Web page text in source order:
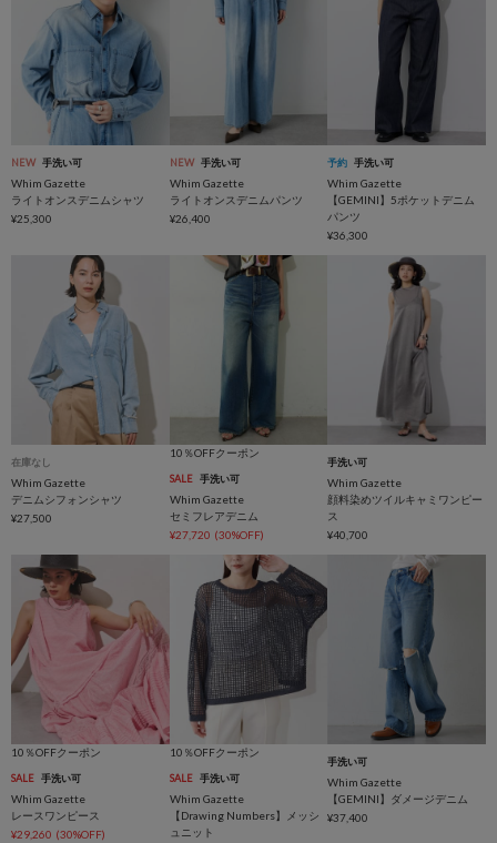
NEW 手洗い可
Whim Gazette
ライトオンスデニムシャツ
¥25,300
NEW 手洗い可
Whim Gazette
ライトオンスデニムパンツ
¥26,400
予約 手洗い可
Whim Gazette
【GEMINI】5ポケットデニム
パンツ
¥36,300
在庫なし
Whim Gazette
デニムシフォンシャツ
¥27,500
10％OFFクーポン
SALE 手洗い可
Whim Gazette
セミフレアデニム
¥27,720 (30%OFF)
手洗い可
Whim Gazette
顔料染めツイルキャミワンピー
ス
¥40,700
10％OFFクーポン
SALE 手洗い可
Whim Gazette
レースワンピース
¥29,260 (30%OFF)
10％OFFクーポン
SALE 手洗い可
Whim Gazette
【Drawing Numbers】メッシ
ュニット
手洗い可
Whim Gazette
【GEMINI】ダメージデニム
¥37,400